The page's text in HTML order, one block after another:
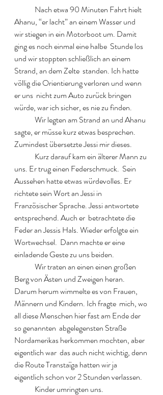
Ahanu, “er lacht” an einem Wasser und
wir stiegen in ein Motorboot um. Damit
ging es noch einmal eine halbe  Stunde los
und wir stoppten schließlich an einem
Strand, an dem Zelte  standen. Ich hatte
völlig die Orientierung verloren und wenn
er uns  nicht zum Auto zurück bringen
würde, war ich sicher, es nie zu finden.
sagte, er müsse kurz etwas besprechen.
Zumindest übersetzte Jessi mir dieses.
uns. Er trug einen Federschmuck.  Sein
Aussehen hatte etwas würdevolles. Er
richtete sein Wort an Jessi in
Französischer Sprache. Jessi antwortete
entsprechend. Auch er  betrachtete die
Feder an Jessis Hals. Wieder erfolgte ein
Wortwechsel.  Dann machte er eine
einladende Geste zu uns beiden.
Berg von Ästen und Zweigen heran.
Darum herum wimmelte es von Frauen,
Männern und Kindern. Ich fragte  mich, wo
all diese Menschen hier fast am Ende der
so genannten  abgelegensten Straße
Nordamerikas herkommen mochten, aber
eigentlich war  das auch nicht wichtig, denn
die Route Transtaïga hatten wir ja
eigentlich schon vor 2 Stunden verlassen.